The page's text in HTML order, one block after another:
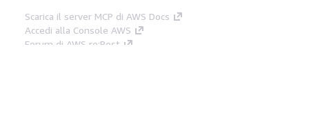
Scarica il server MCP di AWS Docs
Accedi alla Console AWS
Forum di AWS re:Post